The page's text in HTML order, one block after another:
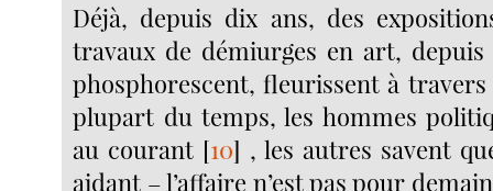
Déjà, depuis dix ans, des
travaux de démiurges en art,
phosphorescent, fleurissent à
plupart du temps, les hommes
au courant [10] , les autres savent
aidant – l’affaire n’est pas pour